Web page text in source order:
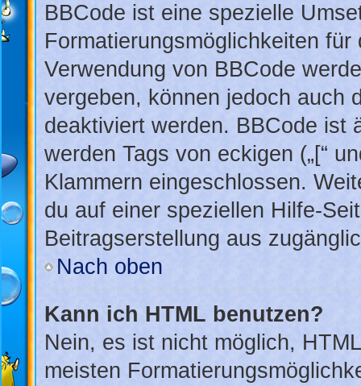
BBCode ist eine spezielle
Formatierungsmöglichkeiten
Verwendung von BBCode
vergeben, können jedoch auch
deaktiviert werden. BBCode ist
werden Tags von eckigen („[“
Klammern eingeschlossen.
du auf einer speziellen Hilfe-
Beitragserstellung aus
Nach oben
Kann ich HTML benutzen?
Nein, es ist nicht möglich,
meisten